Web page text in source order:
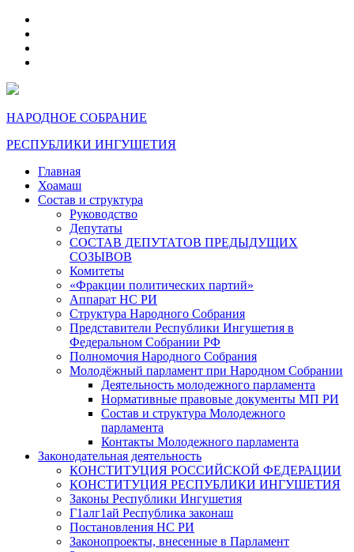
НАРОДНОЕ СОБРАНИЕ
РЕСПУБЛИКИ ИНГУШЕТИЯ
Главная
Хоамаш
Состав и структура
Руководство
Депутаты
СОСТАВ ДЕПУТАТОВ ПРЕДЫДУЩИХ
СОЗЫВОВ
Комитеты
«Фракции политических партий»
Аппарат НС РИ
Структура Народного Собрания
Представители Республики Ингушетия в
Федеральном Собрании РФ
Полномочия Народного Собрания
Молодёжный парламент при Народном Собрании
Деятельность молодежного парламента
Нормативные правовые документы МП РИ
Состав и структура Молодежного
парламента
Контакты Молодежного парламента
Законодательная деятельность
КОНСТИТУЦИЯ РОССИЙСКОЙ ФЕДЕРАЦИИ
КОНСТИТУЦИЯ РЕСПУБЛИКИ ИНГУШЕТИЯ
Законы Республики Ингушетия
Г1алг1ай Республика законаш
Постановления НС РИ
Законопроекты, внесенные в Парламент